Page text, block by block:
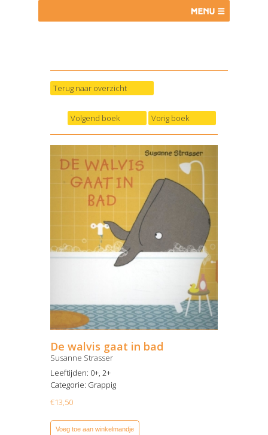
Terug naar overzicht
Volgend boek Vorig boek
De walvis gaat in bad
Susanne Strasser
Leeftijden: 0+, 2+
Categorie: Grappig
€13,50
Voeg toe aan winkelmandje